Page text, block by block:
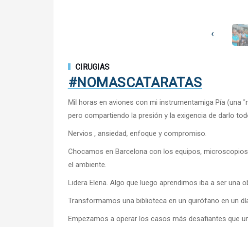
‹
CIRUGIAS
#NOMASCATARATAS
Mil horas en aviones con mi instrumentamiga Pía (una
pero compartiendo la presión y la exigencia de darlo
Nervios , ansiedad, enfoque y compromiso.
Chocamos en Barcelona con los equipos,
el ambiente.
Lidera Elena. Algo que luego aprendimos iba a ser una
Transformamos una biblioteca en un quirófano en un
Empezamos a operar los casos más desafiantes que